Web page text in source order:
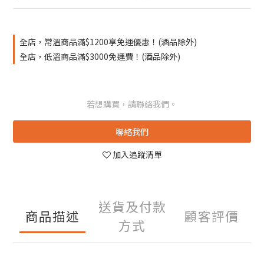
全店，常溫商品滿$1200享免運優惠！(酒品除外)
全店，低溫商品滿$3000免運費！(酒品除外)
若想購買，請聯絡我們。
聯絡我們
加入追蹤清單
商品描述
送貨及付款
方式
顧客評價